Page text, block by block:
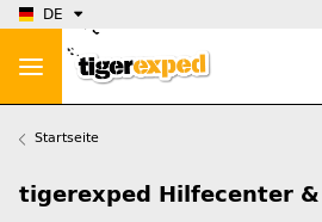
DE
Startseite
tigerexped Hilfecenter &